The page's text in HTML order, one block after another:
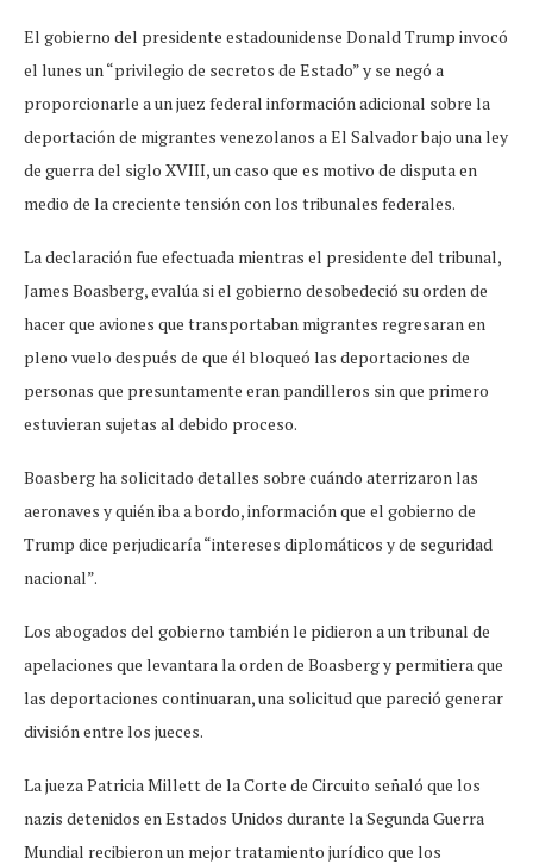
El gobierno del presidente estadounidense Donald Trump invocó
el lunes un “privilegio de secretos de Estado” y se negó a
proporcionarle a un juez federal información adicional sobre la
deportación de migrantes venezolanos a El Salvador bajo una ley
de guerra del siglo XVIII, un caso que es motivo de disputa en
medio de la creciente tensión con los tribunales federales.
La declaración fue efectuada mientras el presidente del tribunal,
James Boasberg, evalúa si el gobierno desobedeció su orden de
hacer que aviones que transportaban migrantes regresaran en
pleno vuelo después de que él bloqueó las deportaciones de
personas que presuntamente eran pandilleros sin que primero
estuvieran sujetas al debido proceso.
Boasberg ha solicitado detalles sobre cuándo aterrizaron las
aeronaves y quién iba a bordo, información que el gobierno de
Trump dice perjudicaría “intereses diplomáticos y de seguridad
nacional”.
Los abogados del gobierno también le pidieron a un tribunal de
apelaciones que levantara la orden de Boasberg y permitiera que
las deportaciones continuaran, una solicitud que pareció generar
división entre los jueces.
La jueza Patricia Millett de la Corte de Circuito señaló que los
nazis detenidos en Estados Unidos durante la Segunda Guerra
Mundial recibieron un mejor tratamiento jurídico que los